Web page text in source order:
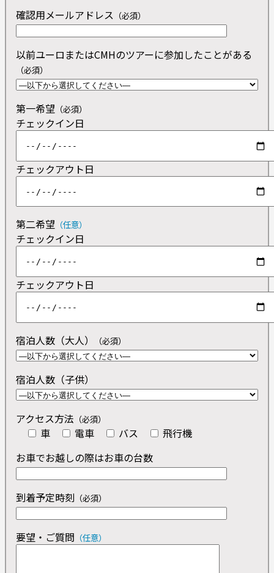
確認用メールアドレス （必須）
以前ユーロまたはCMHのツアーに参加したことがある
（必須）
第一希望 （必須）
チェックイン日
チェックアウト日
第二希望 （任意）
チェックイン日
チェックアウト日
宿泊人数（大人） （必須）
宿泊人数（子供）
アクセス方法 （必須）
車 電車 バス
飛行機
お車でお越しの際はお車の台数
到着予定時刻 （必須）
要望・ご質問 （任意）